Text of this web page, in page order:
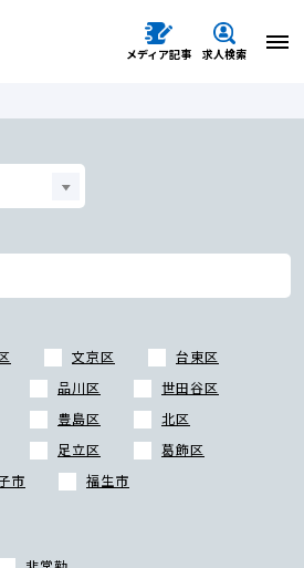
メディア記事 求人検索
文京区
台東区
品川区
世田谷区
豊島区
北区
足立区
葛飾区
市 福生市